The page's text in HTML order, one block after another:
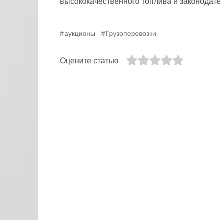
аукционы Грузоперевозки
Оцените статью